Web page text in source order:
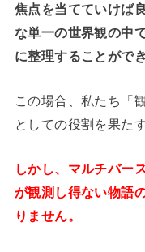
焦点を当てていけば
な単一の世界観の中
に整理することがで
この場合、私たち「
としての役割を果た
しかし、マルチバー
が観測し得ない物語
りません。